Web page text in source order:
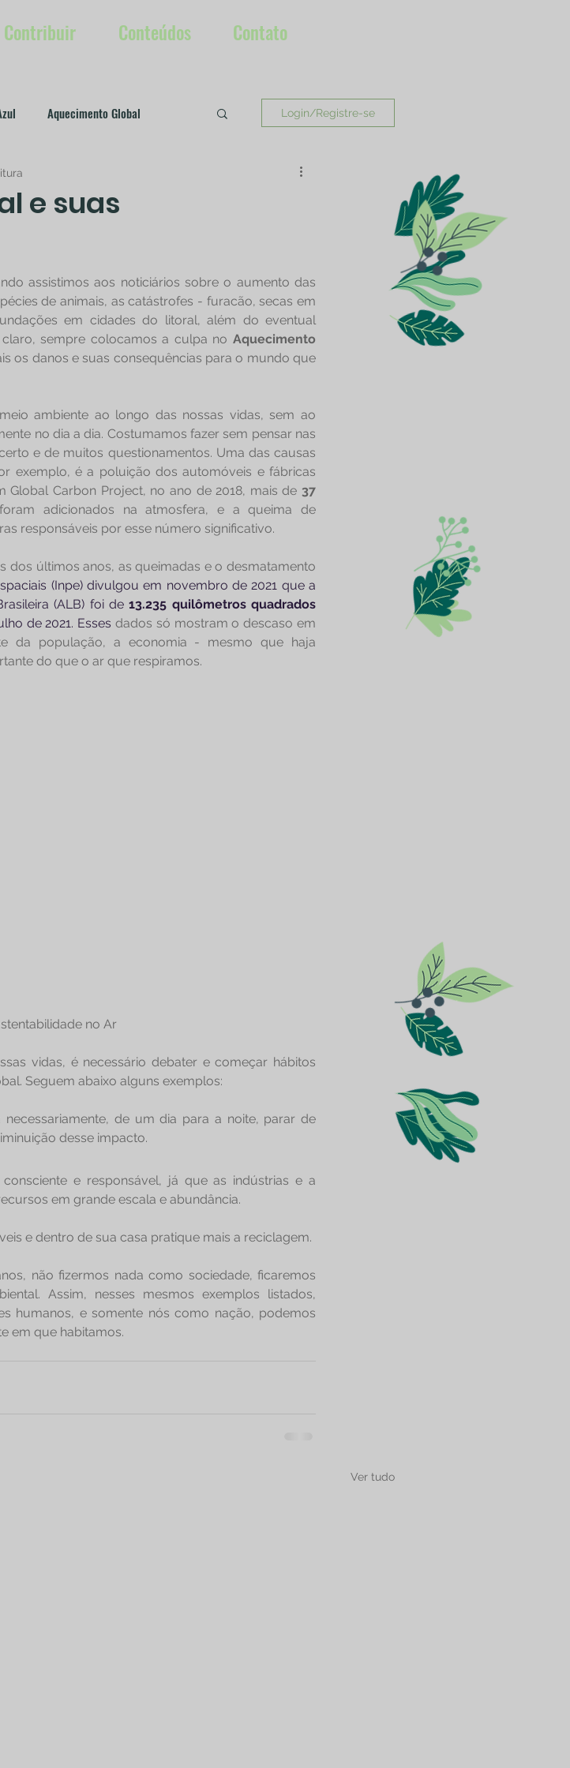
Contribuir Conteúdos Contato
Aquecimento Global
Cristiane Silva
Login/Registre-se
e suas
assistimos aos noticiários sobre o aumento das
de animais, as catástrofes - furacão, secas em
em cidades do litoral, além do eventual
sempre colocamos a culpa no Aquecimento
os danos e suas consequências para o mundo que
ambiente ao longo das nossas vidas, sem ao
no dia a dia. Costumamos fazer sem pensar nas
e de muitos questionamentos. Uma das causas
exemplo, é a poluição dos automóveis e fábricas
Carbon Project, no ano de 2018, mais de 37
adicionados na atmosfera, e a queima de
responsáveis por esse número significativo.
últimos anos, as queimadas e o desmatamento
(Inpe) divulgou em novembro de 2021 que a
(ALB) foi de
de 2021. Esses dados só mostram o descaso em
da população, a economia - mesmo que haja
do que o ar que respiramos.
no Ar
vidas, é necessário debater e começar hábitos
Seguem abaixo alguns exemplos:
necessariamente, de um dia para a noite, parar de
desse impacto.
e responsável, já que as indústrias e a
em grande escala e abundância.
e dentro de sua casa pratique mais a reciclagem.
não fizermos nada como sociedade, ficaremos
Assim, nesses mesmos exemplos listados,
humanos, e somente nós como nação, podemos
em que habitamos.
Ver tudo